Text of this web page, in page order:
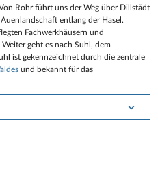
Rohr führt uns der Weg über Dillstädt
entlang der Hasel.
Fachwerkhäusern und
geht es nach Suhl, dem
ist gekennzeichnet durch die zentrale
und bekannt für das